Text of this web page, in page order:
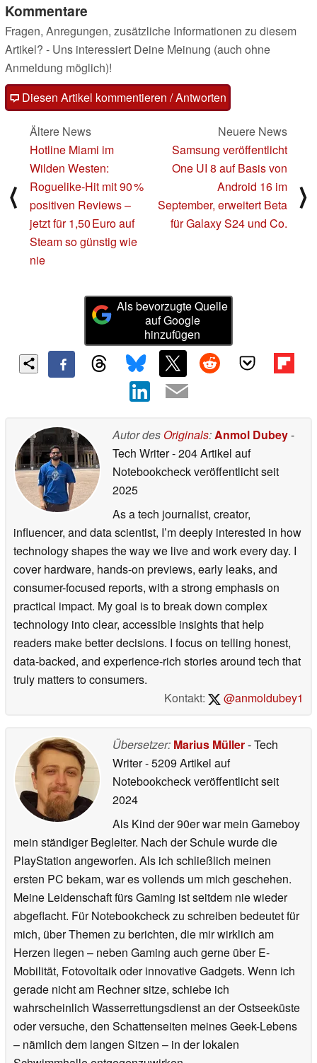
Kommentare
Fragen, Anregungen, zusätzliche Informationen zu diesem
Artikel? - Uns interessiert Deine Meinung (auch ohne
Anmeldung möglich)!
Diesen Artikel kommentieren / Antworten
⟨
Ältere News
Hotline Miami im
Wilden Westen:
Roguelike-Hit mit 90 %
positiven Reviews –
jetzt für 1,50 Euro auf
Steam so günstig wie
nie
Neuere News
Samsung veröffentlicht
One UI 8 auf Basis von
Android 16 im
September, erweitert Beta
für Galaxy S24 und Co.
⟩
Als bevorzugte Quelle
auf Google
hinzufügen
Autor des Originals:Anmol Dubey-
Tech Writer- 204 Artikel auf
Notebookcheck veröffentlichtseit
2025
As a tech journalist, creator,
influencer, and data scientist, I’m deeply interested in how
technology shapes the way we live and work every day. I
cover hardware, hands-on previews, early leaks, and
consumer-focused reports, with a strong emphasis on
practical impact. My goal is to break down complex
technology into clear, accessible insights that help
readers make better decisions. I focus on telling honest,
data-backed, and experience-rich stories around tech that
truly matters to consumers.
Kontakt:
@anmoldubey1
Übersetzer: Marius Müller- Tech
Writer- 5209 Artikel auf
Notebookcheck veröffentlichtseit
2024
Als Kind der 90er war mein Gameboy
mein ständiger Begleiter. Nach der Schule wurde die
PlayStation angeworfen. Als ich schließlich meinen
ersten PC bekam, war es vollends um mich geschehen.
Meine Leidenschaft fürs Gaming ist seitdem nie wieder
abgeflacht. Für Notebookcheck zu schreiben bedeutet für
mich, über Themen zu berichten, die mir wirklich am
Herzen liegen – neben Gaming auch gerne über E-
Mobilität, Fotovoltaik oder innovative Gadgets. Wenn ich
gerade nicht am Rechner sitze, schiebe ich
wahrscheinlich Wasserrettungsdienst an der Ostseeküste
oder versuche, den Schattenseiten meines Geek-Lebens
– nämlich dem langen Sitzen – in der lokalen